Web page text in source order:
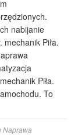
nabijanie
mechanik Piła.
Piła.
To
Naprawa